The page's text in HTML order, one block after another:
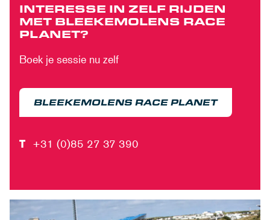
INTERESSE IN ZELF RIJDEN
MET BLEEKEMOLENS RACE
PLANET?
Boek je sessie nu zelf
BLEEKEMOLENS RACE PLANET
T +31 (0)85 27 37 390